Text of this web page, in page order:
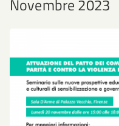
Novembre 2023